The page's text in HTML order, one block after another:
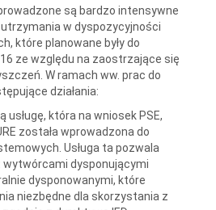
są bardzo intensywne
w dyspozycyjności
które planowane były do
ze względu na zaostrzające się
W ramach ww. prac do
działania:
usługę, która na wniosek PSE,
została wprowadzona do
Usługa ta pozwala
dysponującymi
dysponowanymi, które
niezbędne dla skorzystania z